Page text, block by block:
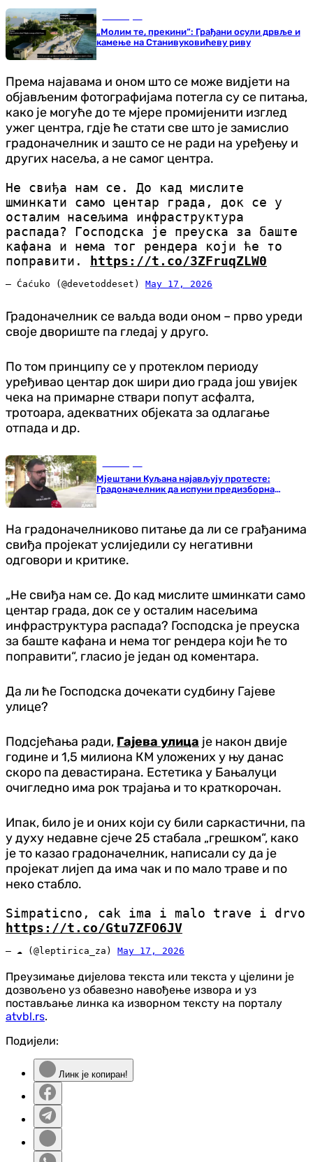
„Молим те, прекини“: Грађани осули дрвље и
камење на Станивуковићеву риву
Према најавама и оном што се може видјети на
објављеним фотографијама потегла су се питања,
како је могуће до те мјере промијенити изглед
ужег центра, гдје ће стати све што је замислио
градоначелник и зашто се не ради на уређењу и
других насеља, а не самог центра.
Не свиђа нам се. До кад мислите
шминкати само центар града, док се у
осталим насељима инфраструктура
распада? Господска је преуска за баште
кафана и нема тог рендера који ће то
поправити.
https://t.co/3ZFruqZLW0
— Ćaćuko (@devetoddeset) May 17, 2026
Градоначелник се ваљда води оном – прво уреди
своје двориште па гледај у друго.
По том принципу се у протеклом периоду
уређивао центар док шири дио града још увијек
чека на примарне ствари попут асфалта,
тротоара, адекватних објеката за одлагање
отпада и др.
Мјештани Куљана најављују протесте:
Градоначелник да испуни предизборна
На градоначелниково питање да ли се грађанима
свиђа пројекат услиједили су негативни
одговори и критике.
„Не свиђа нам се. До кад мислите шминкати само
центар града, док се у осталим насељима
инфраструктура распада? Господска је преуска
за баште кафана и нема тог рендера који ће то
поправити“, гласио је један од коментара.
Да ли ће Господска дочекати судбину Гајеве
улице?
Подсјећања ради, Гајева улица је након двије
године и 1,5 милиона КМ уложених у њу данас
скоро па девастирана. Естетика у Бањалуци
очигледно има рок трајања и то краткорочан.
Ипак, било је и оних који су били саркастични, па
у духу недавне сјече 25 стабала „грешком“, како
је то казао градоначелник, написали су да је
пројекат лијеп да има чак и по мало траве и по
неко стабло.
Simpaticno, cak ima i malo trave i drvo
https://t.co/Gtu7ZFO6JV
— ☁️ (@leptirica_za) May 17, 2026
Преузимање дијелова текста или текста у цјелини је
дозвољено уз обавезно навођење извора и уз
постављање линка ка изворном тексту на порталу
atvbl.rs.
Подијели:
Линк је копиран!